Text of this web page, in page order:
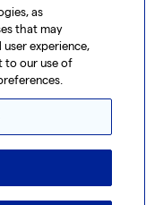
as
that may
experience,
to our use of